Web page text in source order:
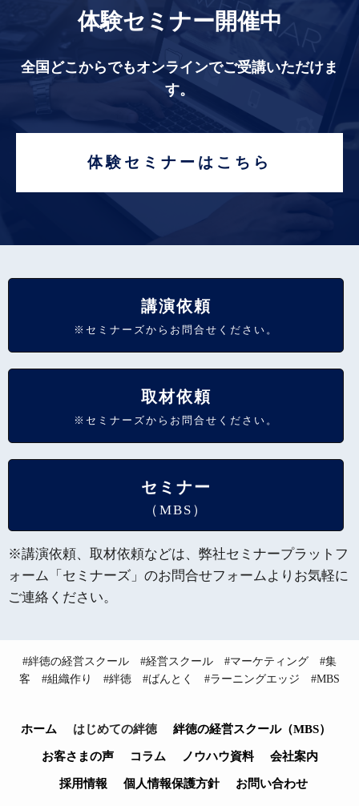
体験セミナー開催中
全国どこからでもオンラインでご受講いただけま
す。
体験セミナーはこちら
講演依頼
※セミナーズからお問合せください。
取材依頼
※セミナーズからお問合せください。
セミナー
（MBS）
※講演依頼、取材依頼などは、弊社セミナープラットフ
ォーム「セミナーズ」のお問合せフォームよりお気軽に
ご連絡ください。
#絆徳の経営スクール #経営スクール #マーケティング #集
客 #組織作り #絆徳 #ばんとく #ラーニングエッジ #MBS
ホーム はじめての絆徳 絆徳の経営スクール（MBS）
お客さまの声 コラム ノウハウ資料 会社案内
採用情報 個人情報保護方針 お問い合わせ